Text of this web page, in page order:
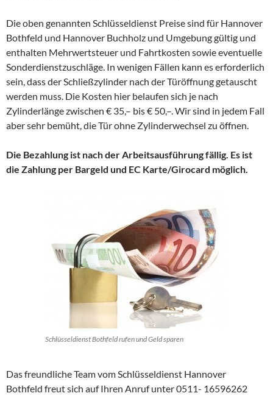
Die oben genannten Schlüsseldienst Preise sind für Hannover
Bothfeld und Hannover Buchholz und Umgebung gültig und
enthalten Mehrwertsteuer und Fahrtkosten sowie eventuelle
Sonderdienstzuschläge. In wenigen Fällen kann es erforderlich
sein, dass der Schließzylinder nach der Türöffnung getauscht
werden muss. Die Kosten hier belaufen sich je nach
Zylinderlänge zwischen € 35,– bis € 50,–. Wir sind in jedem Fall
aber sehr bemüht, die Tür ohne Zylinderwechsel zu öffnen.
Die Bezahlung ist nach der Arbeitsausführung fällig. Es ist
die Zahlung per Bargeld und EC Karte/Girocard möglich.
Schlüsseldienst Bothfeld rufen und Geld sparen
Das freundliche Team vom Schlüsseldienst Hannover
Bothfeld freut sich auf Ihren Anruf unter 0511- 16596262